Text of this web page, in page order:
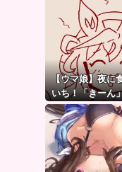
【ウマ娘】夜に
いち！「きーん